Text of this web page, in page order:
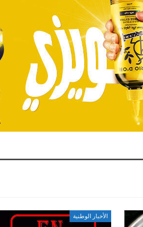
الأخبار الوطنية